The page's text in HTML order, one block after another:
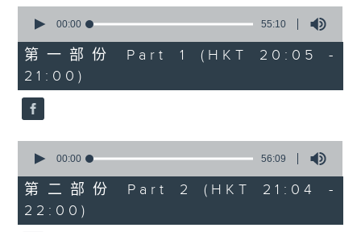
seconds
55
minutes,
10
seconds
00:00 55:10
第一部份 Part 1 (HKT 20:05 -
21:00)
seconds
56
minutes,
9
seconds
00:00 56:09
第二部份 Part 2 (HKT 21:04 -
22:00)